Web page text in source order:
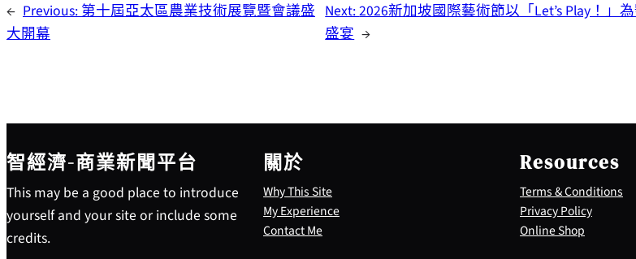
← Previous:第十屆亞太區農業技術展覽暨會議盛
大開幕
Next:2026新加坡國際藝術節以「Let’s Play！」
盛宴 →
智經濟-商業新聞平台
This may be a good place to introduce
yourself and your site or include some
credits.
關於
Why This Site
My Experience
Contact Me
Resources
Terms & Conditions
Privacy Policy
Online Shop